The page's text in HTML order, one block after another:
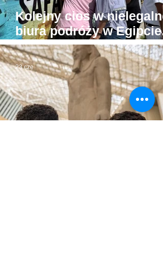
Kolejny cios w nielegalne
biura podróży w Egipcie.
Tu już prawdziwa wojna
23 cze